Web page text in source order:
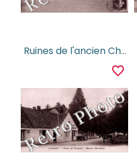
Ruines de l'ancien Chateau Fort
favorite_border